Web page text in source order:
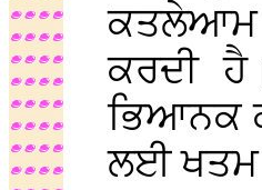
ਕਤਲੇਆਮ
ਕਰਦੀ
ਭਿਆਨਕ
ਲਈ ਖਤਮ